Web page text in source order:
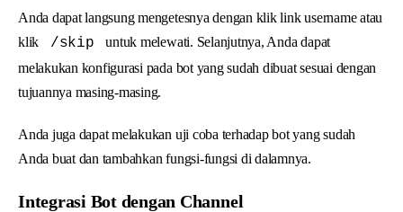
Anda dapat langsung mengetesnya dengan klik link username atau
klik
/skip
untuk melewati. Selanjutnya, Anda dapat
melakukan konfigurasi pada bot yang sudah dibuat sesuai dengan
tujuannya masing-masing.
Anda juga dapat melakukan uji coba terhadap bot yang sudah
Anda buat dan tambahkan fungsi-fungsi di dalamnya.
Integrasi Bot dengan Channel